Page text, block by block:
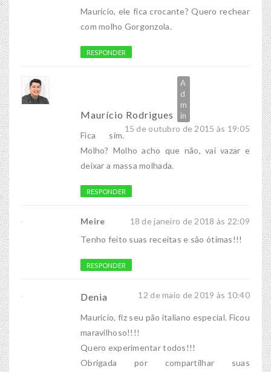
Maurício, ele fica crocante? Quero rechear
com molho Gorgonzola.
RESPONDER
Maurício Rodrigues
15 de outubro de 2015 às 19:05
Fica sim.
Molho? Molho acho que não, vai vazar e
deixar a massa molhada.
RESPONDER
Meire
18 de janeiro de 2018 às 22:09
Tenho feito suas receitas e são ótimas!!!
RESPONDER
Denia 12 de maio de 2019 às 10:40
Mauricio, fiz seu pão italiano especial. Ficou
maravilhoso!!!!
Quero experimentar todos!!!
Obrigada por compartilhar suas